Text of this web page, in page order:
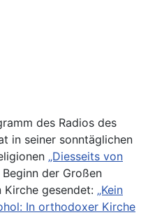
des Radios des
in seiner sonntäglichen
„Diesseits von
der Großen
gesendet: „Kein
In orthodoxer Kirche